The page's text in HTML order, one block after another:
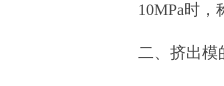
10MPa时
二、挤出模